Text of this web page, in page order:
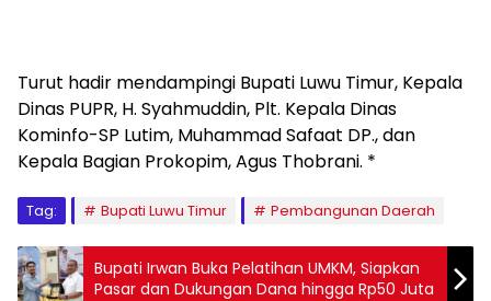
Turut hadir mendampingi Bupati Luwu Timur, Kepala
Dinas PUPR, H. Syahmuddin, Plt. Kepala Dinas
Kominfo-SP Lutim, Muhammad Safaat DP., dan
Kepala Bagian Prokopim, Agus Thobrani. *
Tag: Bupati Luwu Timur Pembangunan Daerah
Bupati Irwan Buka Pelatihan UMKM, Siapkan
Pasar dan Dukungan Dana hingga Rp50 Juta